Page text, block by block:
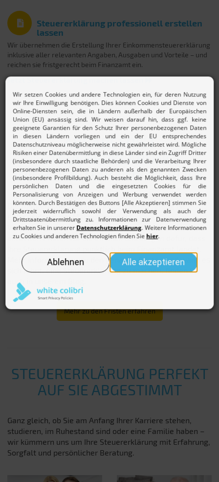
Steuererklärung professionell erstellen
lassen
Wir übernehmen die Erstellung Ihrer Einkommensteuererklärung
inklusive aller relevanten Angaben, Ausgaben und Vorteile – und
reichen sie fristgerecht beim Finanzamt ein.
Jetzt Steuererklärung machen lassen
ABGABEFRIST
STEUERERKLÄRUNG:
WICHTIGE TERMINE IM BLICK
Die fristgerechte Abgabe Ihrer Steuererklärung ist
entscheidend, um Mahnungen oder
Verspätungszuschläge zu vermeiden. Wir behalten die
aktuellen Fristen für Sie im Blick und sorgen dafür, dass
Mehr Informationen zu den genauen Fristen und wann es
sich lohnt, eine Steuererklärung zu machen, finden Sie
auch in unserem Blog.
Mehr zu den Fristen erfahren
STEUERERKLÄRUNG PERFEKT
AUF SIE ABGESTIMMT
Ganz gleich, ob Sie am Anfang Ihrer Karriere stehen,
studieren, im Ruhestand sind oder eine Familie haben –
wir kümmern uns um Ihre Steuererklärung mit Erfahrung,
Sorgfalt und persönlicher Beratung.